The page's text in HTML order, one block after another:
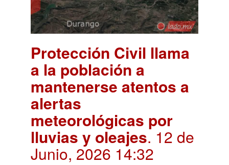
Protección Civil llama
a la población a
mantenerse atentos a
alertas
meteorológicas por
lluvias y oleajes. 12 de
Junio, 2026 14:32